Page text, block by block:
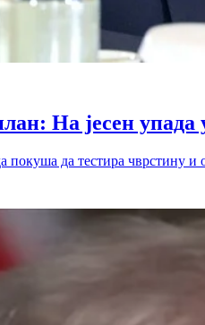
На јесен
да тестира чврстину